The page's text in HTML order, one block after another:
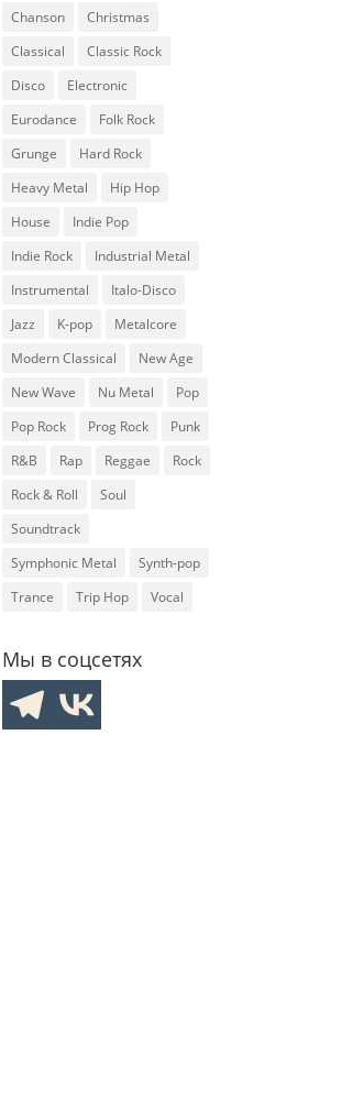
Chanson
Christmas
Classical
Classic Rock
Disco
Electronic
Eurodance
Folk Rock
Grunge
Hard Rock
Heavy Metal
Hip Hop
House
Indie Pop
Indie Rock
Industrial Metal
Instrumental
Italo-Disco
Jazz
K-pop
Metalcore
Modern Classical
New Age
New Wave
Nu Metal
Pop
Pop Rock
Prog Rock
Punk
R&B
Rap Reggae
Rock
Rock & Roll
Soul
Soundtrack
Symphonic Metal
Synth-pop
Trance
Trip Hop Vocal
Мы в соцсетях